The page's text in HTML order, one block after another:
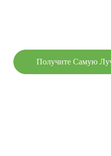
Получите Самую